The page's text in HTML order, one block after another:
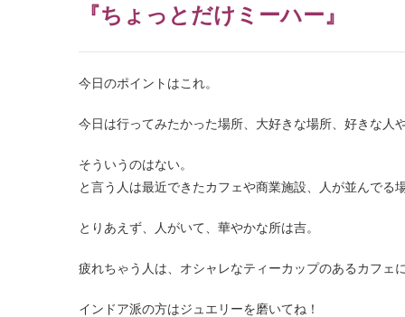
『ちょっとだけミーハー』
今日のポイントはこれ。
今日は行ってみたかった場所、大好きな場所、好きな人
そういうのはない。
と言う人は最近できたカフェや商業施設、人が並んでる
とりあえず、人がいて、華やかな所は吉。
疲れちゃう人は、オシャレなティーカップのあるカフェ
インドア派の方はジュエリーを磨いてね！